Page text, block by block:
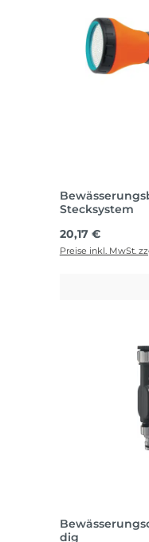
Stecksystem
Regulärer Preis:
20,17 €
Preise inkl. MwSt.
dig